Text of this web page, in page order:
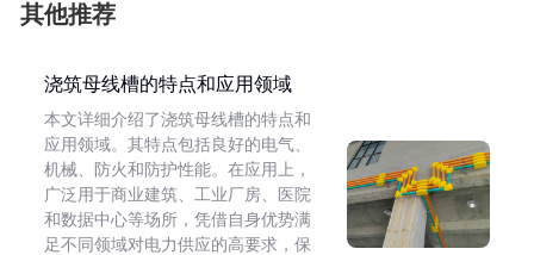
其他推荐
浇筑母线槽的特点和应用领域
本文详细介绍了浇筑母线槽的特点和
应用领域。其特点包括良好的电气、
机械、防火和防护性能。在应用上，
广泛用于商业建筑、工业厂房、医院
和数据中心等场所，凭借自身优势满
足不同领域对电力供应的高要求，保